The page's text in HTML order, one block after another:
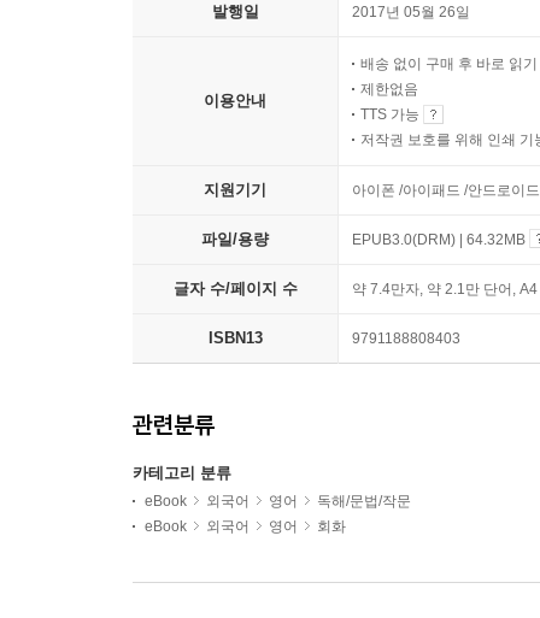
발행일 2017년 05월 26일
이용안내
배송 없이 구매 후 바로 읽기
제한없음
TTS 가능
저작권 보호를 위해 인쇄 기
지원기기 아이폰 /아이패드 /안드로이
파일/용량 EPUB3.0(DRM) | 64.32MB
글자 수/페이지 수 약 7.4만자, 약 2.1만 단어,
ISBN13 9791188808403
관련분류
카테고리 분류
eBook 외국어 영어
독해/문법/작문
eBook
외국어 영어 회화